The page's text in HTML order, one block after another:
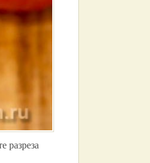
разреза